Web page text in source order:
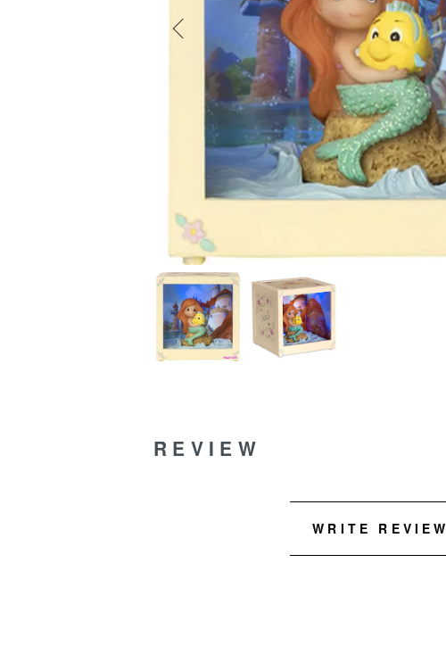
REVIEW
WRITE REVIEW